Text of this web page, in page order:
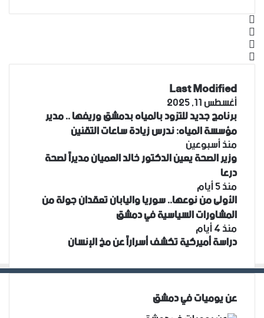
فيسبوك
Last Modified
أغسطس 11, 2025
برنامج جديد للتزود بالمياه بدمشق وريفها .. مدير
مؤسسة المياه: ندرس زيادة ساعات التقنين
منذ أسبوعين
وزير الصحة يعين الدكتور خالد العميان مديراً لصحة
درعا
منذ 5 أيام
الأولى من نوعها.. سوريا واليابان تعقدان جولة من
المشاورات السياسية في دمشق
منذ 4 أيام
دراسة أميركية تكشف أسراراً عن مخ الإنسان
عن يوميات في دمشق